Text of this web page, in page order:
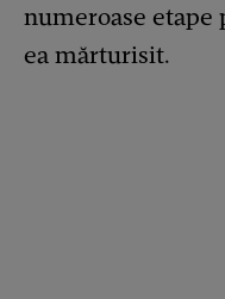
numeroase etape
ea mărturisit.